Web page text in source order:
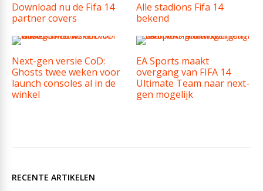
Download nu de Fifa 14
partner covers
Alle stadions Fifa 14
bekend
Next-gen versie CoD:
Ghosts twee weken voor
launch consoles al in de
winkel
EA Sports maakt
overgang van FIFA 14
Ultimate Team naar next-
gen mogelijk
RECENTE ARTIKELEN